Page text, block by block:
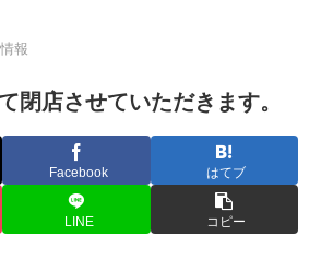
報
閉店させていただきます。
Facebook はてブ
LINE コピー